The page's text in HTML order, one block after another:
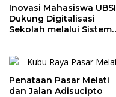
Inovasi Mahasiswa UBSI
Dukung Digitalisasi
Sekolah melalui Sistem
Penataan Pasar Melati
dan Jalan Adisucipto